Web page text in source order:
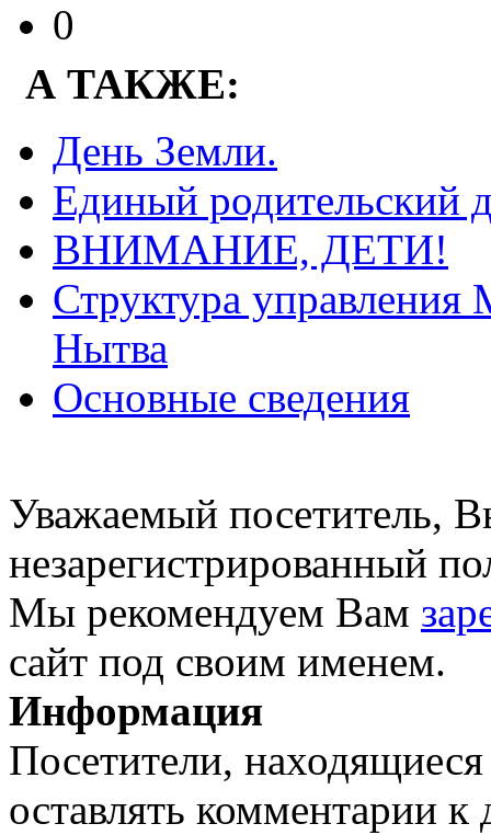
0
А ТАКЖЕ:
День Земли.
Единый родительский
ВНИМАНИЕ, ДЕТИ!
Структура
Нытва
Основные сведения
Уважаемый посетитель,
незарегистрированный
Мы рекомендуем Вам
сайт под своим именем.
Информация
Посетители,
оставлять комментарии